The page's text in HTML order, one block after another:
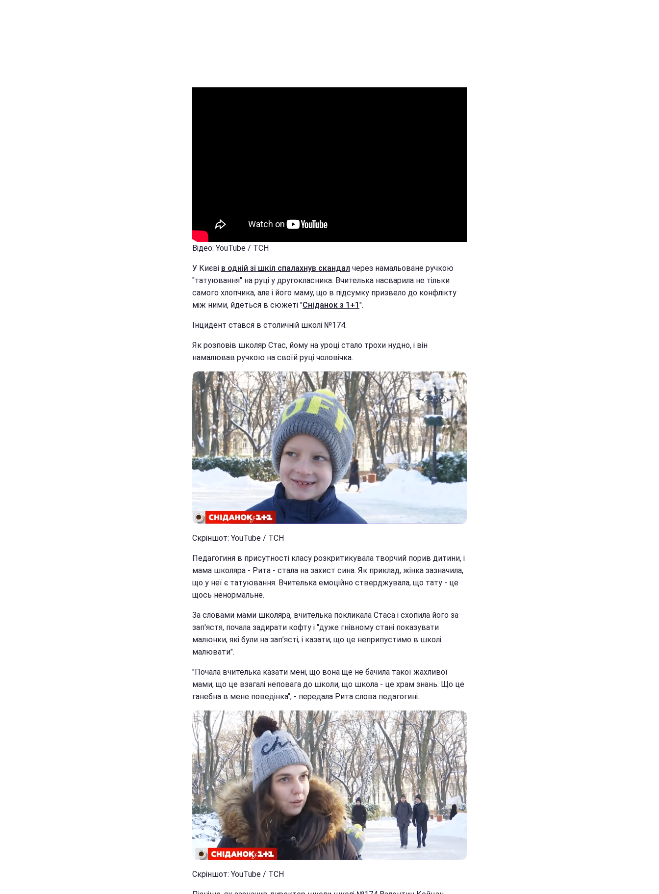
Відео: YouTube / ТСН
У Києві в одній зі шкіл спалахнув скандал через намальоване ручкою
"татуювання" на руці у другокласника. Вчителька насварила не тільки
самого хлопчика, але і його маму, що в підсумку призвело до конфлікту
між ними, йдеться в сюжеті "Сніданок з 1+1 ".
Інцидент стався в столичній школі №174.
Як розповів школяр Стас, йому на уроці стало трохи нудно, і він
намалював ручкою на своїй руці чоловічка.
Скріншот: YouTube / ТСН
Педагогиня в присутності класу розкритикувала творчий порив дитини, і
мама школяра - Рита - стала на захист сина. Як приклад, жінка зазначила,
що у неї є татуювання. Вчителька емоційно стверджувала, що тату - це
щось ненормальне.
За словами мами школяра, вчителька покликала Стаса і схопила його за
зап'ястя, почала задирати кофту і "дуже гнівному стані показувати
малюнки, які були на зап’ясті, і казати, що це неприпустимо в школі
малювати".
"Почала вчителька казати мені, що вона ще не бачила такої жахливої
мами, що це взагалі неповага до школи, що школа - це храм знань. Що це
ганебна в мене поведінка", - передала Рита слова педагогині.
Скріншот: YouTube / ТСН